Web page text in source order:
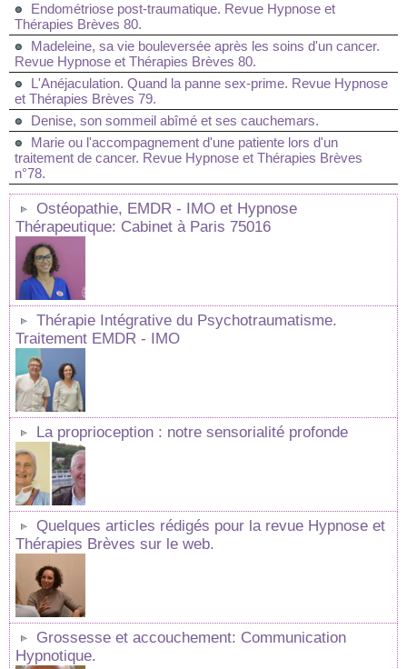
Endométriose post-traumatique. Revue Hypnose et
Thérapies Brèves 80.
Madeleine, sa vie bouleversée après les soins d'un cancer.
Revue Hypnose et Thérapies Brèves 80.
L'Anéjaculation. Quand la panne sex-prime. Revue Hypnose
et Thérapies Brèves 79.
Denise, son sommeil abîmé et ses cauchemars.
Marie ou l'accompagnement d'une patiente lors d'un
traitement de cancer. Revue Hypnose et Thérapies Brèves
n°78.
Ostéopathie, EMDR - IMO et Hypnose
Thérapeutique: Cabinet à Paris 75016
Thérapie Intégrative du Psychotraumatisme.
Traitement EMDR - IMO
La proprioception : notre sensorialité profonde
Quelques articles rédigés pour la revue Hypnose et
Thérapies Brèves sur le web.
Grossesse et accouchement: Communication
Hypnotique.